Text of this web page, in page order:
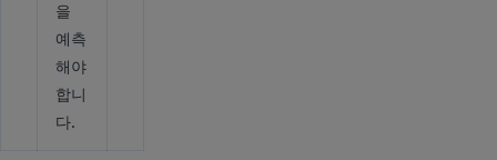
을
예측
해야
합니
다.